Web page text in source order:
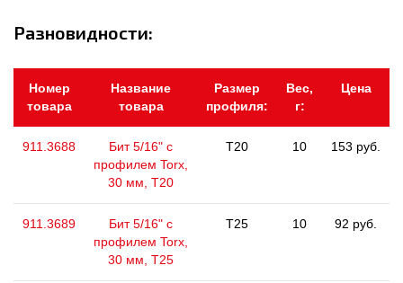
Разновидности:
Номер
товара
Название
товара
Размер
профиля:
Вес,
г:
Цена
911.3688
Бит 5/16" с
профилем Torx,
30 мм, Т20
T20 10 153 руб.
911.3689
Бит 5/16" с
профилем Torx,
30 мм, Т25
T25 10 92 руб.